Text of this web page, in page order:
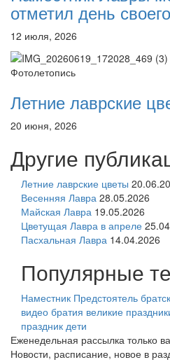
отметил день
12 июля, 2026
Фотолетопись
Летние лаврские
20 июня, 2026
Другие
Летние лаврские цветы
Весенняя Лавра 28.05.2026
Майская Лавра 19.05.2026
Цветущая Лавра в апреле
Пасхальная Лавра 14.04.2026
Популярные
Наместник Предстоятель
видео братия великие
праздник дети
Еженедельная рассылка только
Новости, расписание, новое в